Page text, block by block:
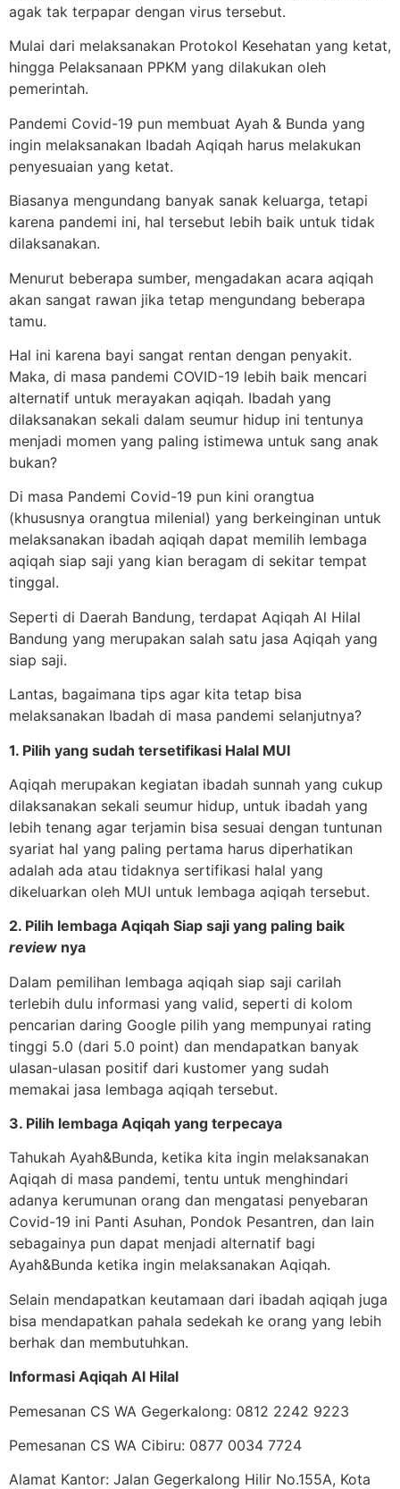
agak tak terpapar dengan virus tersebut.
Mulai dari melaksanakan Protokol Kesehatan yang ketat,
hingga Pelaksanaan PPKM yang dilakukan oleh
pemerintah.
Pandemi Covid-19 pun membuat Ayah & Bunda yang
ingin melaksanakan Ibadah Aqiqah harus melakukan
penyesuaian yang ketat.
Biasanya mengundang banyak sanak keluarga, tetapi
karena pandemi ini, hal tersebut lebih baik untuk tidak
dilaksanakan.
Menurut beberapa sumber, mengadakan acara aqiqah
akan sangat rawan jika tetap mengundang beberapa
tamu.
Hal ini karena bayi sangat rentan dengan penyakit.
Maka, di masa pandemi COVID-19 lebih baik mencari
alternatif untuk merayakan aqiqah. Ibadah yang
dilaksanakan sekali dalam seumur hidup ini tentunya
menjadi momen yang paling istimewa untuk sang anak
bukan?
Di masa Pandemi Covid-19 pun kini orangtua
(khususnya orangtua milenial) yang berkeinginan untuk
melaksanakan ibadah aqiqah dapat memilih lembaga
aqiqah siap saji yang kian beragam di sekitar tempat
tinggal.
Seperti di Daerah Bandung, terdapat Aqiqah Al Hilal
Bandung yang merupakan salah satu jasa Aqiqah yang
siap saji.
Lantas, bagaimana tips agar kita tetap bisa
melaksanakan Ibadah di masa pandemi selanjutnya?
1. Pilih yang sudah tersetifikasi Halal MUI
Aqiqah merupakan kegiatan ibadah sunnah yang cukup
dilaksanakan sekali seumur hidup, untuk ibadah yang
lebih tenang agar terjamin bisa sesuai dengan tuntunan
syariat hal yang paling pertama harus diperhatikan
adalah ada atau tidaknya sertifikasi halal yang
dikeluarkan oleh MUI untuk lembaga aqiqah tersebut.
2. Pilih lembaga Aqiqah Siap saji yang paling baik
review nya
Dalam pemilihan lembaga aqiqah siap saji carilah
terlebih dulu informasi yang valid, seperti di kolom
pencarian daring Google pilih yang mempunyai rating
tinggi 5.0 (dari 5.0 point) dan mendapatkan banyak
ulasan-ulasan positif dari kustomer yang sudah
memakai jasa lembaga aqiqah tersebut.
3. Pilih lembaga Aqiqah yang terpecaya
Tahukah Ayah&Bunda, ketika kita ingin melaksanakan
Aqiqah di masa pandemi, tentu untuk menghindari
adanya kerumunan orang dan mengatasi penyebaran
Covid-19 ini Panti Asuhan, Pondok Pesantren, dan lain
sebagainya pun dapat menjadi alternatif bagi
Ayah&Bunda ketika ingin melaksanakan Aqiqah.
Selain mendapatkan keutamaan dari ibadah aqiqah juga
bisa mendapatkan pahala sedekah ke orang yang lebih
berhak dan membutuhkan.
Informasi Aqiqah Al Hilal
Pemesanan CS WA Gegerkalong: 0812 2242 9223
Pemesanan CS WA Cibiru: 0877 0034 7724
Alamat Kantor: Jalan Gegerkalong Hilir No.155A, Kota